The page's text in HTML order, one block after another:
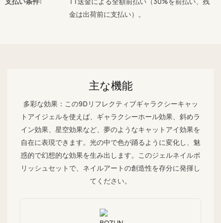
金は出荷前に支払い）。
主な機能
多彩な効果：この9Dリフレクティブギャラクシーキャッ
トアイジェルを使えば、ギャラクシーホール効果、斜めラ
イン効果、星空効果など、夢のようなキャットアイ効果を
自在に表現できます。光の中で色が踊るように変化し、魅
惑的で幻想的な効果を生み出します。このジェルネイルポ
リッシュセットで、ネイルアートの創造性を存分に発揮し
てください。